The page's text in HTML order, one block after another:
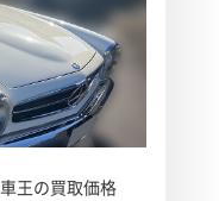
王の買取価格